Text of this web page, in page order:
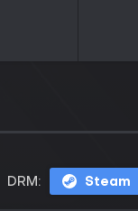
DRM: Steam